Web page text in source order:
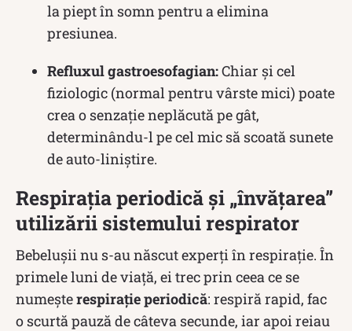
la piept în somn pentru a elimina
presiunea.
Refluxul gastroesofagian:Chiar și cel
fiziologic (normal pentru vârste mici) poate
crea o senzație neplăcută pe gât,
determinându-l pe cel mic să scoată sunete
de auto-liniștire.
Respirația periodică și „învățarea”
utilizării sistemului respirator
Bebelușii nu s-au născut experți în respirație. În
primele luni de viață, ei trec prin ceea ce se
numeșterespirație periodică: respiră rapid, fac
o scurtă pauză de câteva secunde, iar apoi reiau